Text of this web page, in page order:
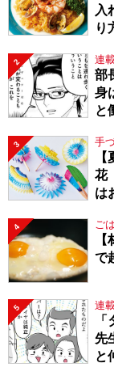
入
り
2 連
部
身
と
3 手
花
は
4 ご
で
5 連
先
と